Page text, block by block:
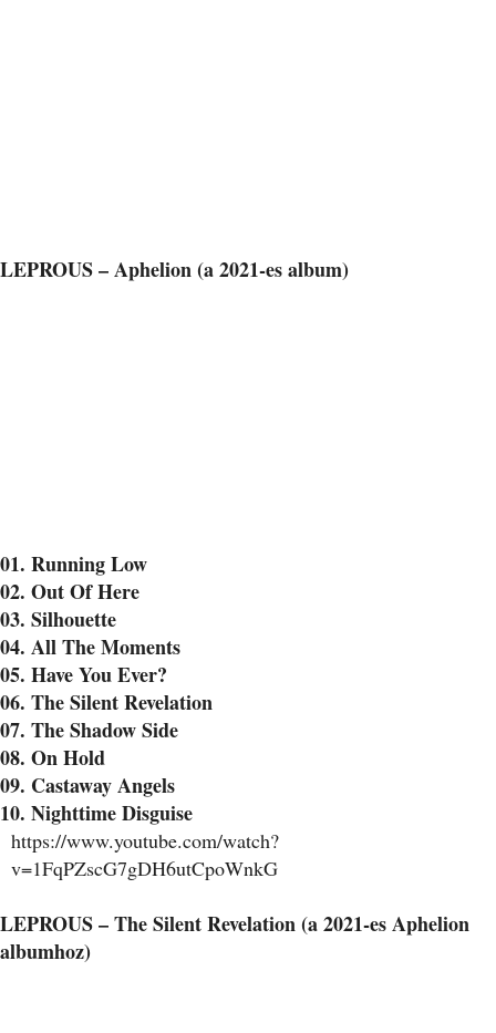
LEPROUS – Aphelion (a 2021-es album)
01. Running Low
02. Out Of Here
03. Silhouette
04. All The Moments
05. Have You Ever?
06. The Silent Revelation
07. The Shadow Side
08. On Hold
09. Castaway Angels
10. Nighttime Disguise
https://www.youtube.com/watch?
v=1FqPZscG7gDH6utCpoWnkG
LEPROUS – The Silent Revelation (a 2021-es Aphelion
albumhoz)